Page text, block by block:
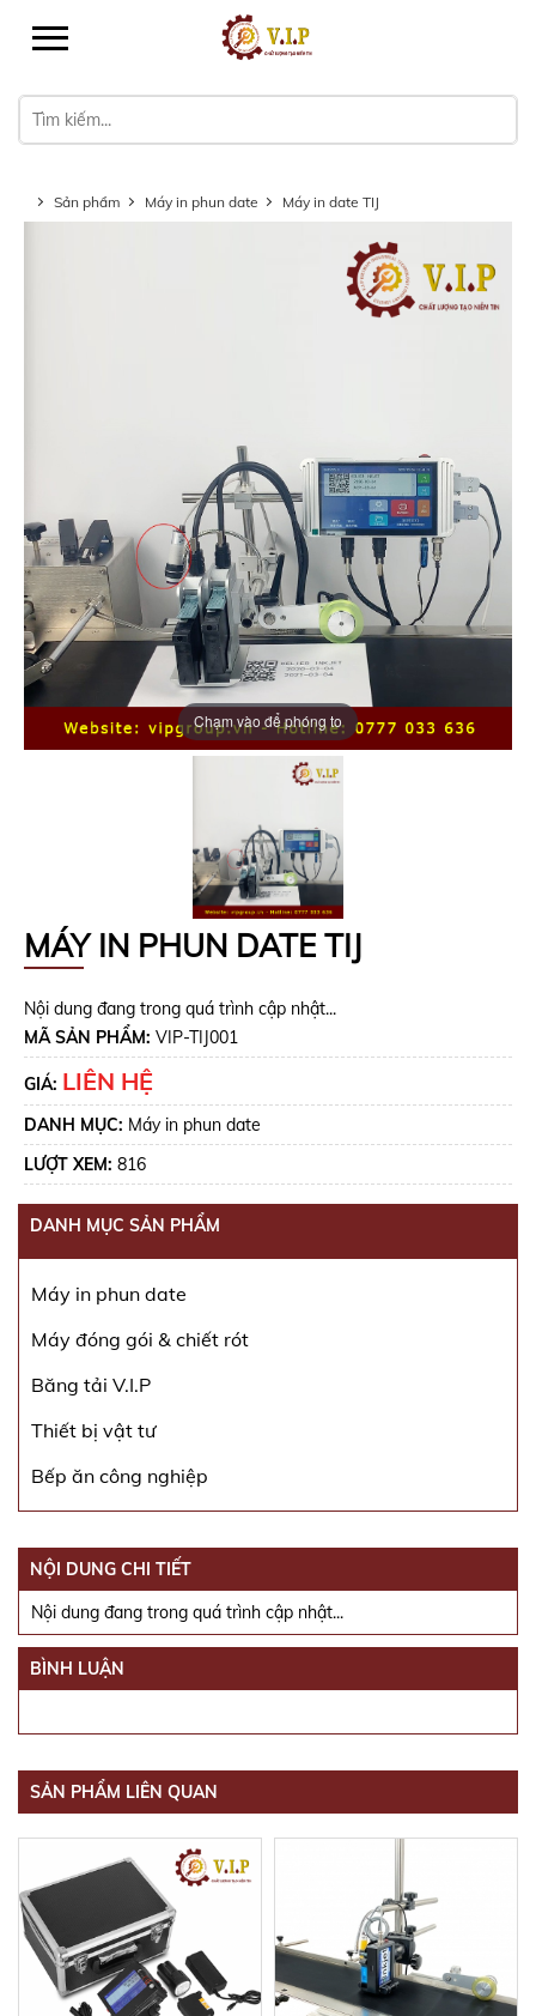
Sản phẩm Máy in phun date Máy in date TIJ
Chạm vào để phóng to
MÁY IN PHUN DATE TIJ
Nội dung đang trong quá trình cập nhật...
MÃ SẢN PHẨM: VIP-TIJ001
GIÁ: LIÊN HỆ
DANH MỤC: Máy in phun date
LƯỢT XEM: 816
DANH MỤC SẢN PHẨM
Máy in phun date
Máy đóng gói & chiết rót
Băng tải V.I.P
Thiết bị vật tư
Bếp ăn công nghiệp
NỘI DUNG CHI TIẾT
Nội dung đang trong quá trình cập nhật...
BÌNH LUẬN
SẢN PHẨM LIÊN QUAN